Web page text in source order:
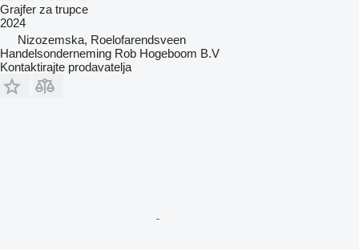
Grajfer za trupce
2024
Nizozemska, Roelofarendsveen
Handelsonderneming Rob Hogeboom B.V
Kontaktirajte prodavatelja